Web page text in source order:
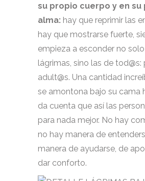
su propio cuerpo y en su
alma: hay que reprimir las
hay que mostrarse fuerte,
empieza a esconder no
lágrimas, sino las de tod@s:
adult@s. Una cantidad
se amontona bajo su cama
da cuenta que así las
para nada mejor. No hay
no hay manera de
manera de ayudarse, de
dar conforto.